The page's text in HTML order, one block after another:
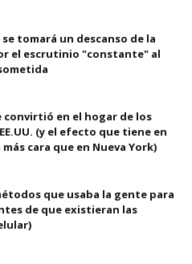
tomará un descanso de la
el escrutinio "constante" al
convirtió en el hogar de los
(y el efecto que tiene en
cara que en Nueva York)
que usaba la gente para
de que existieran las